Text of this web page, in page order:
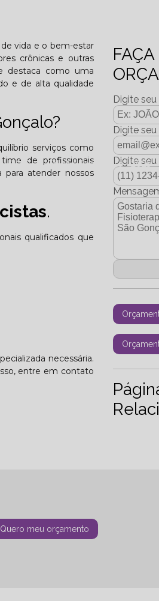
- 2025 Edição Dezembro - 2025
vida e o bem-estar
crônicas e outras
destaca como uma
e de alta qualidade
serviços como
de profissionais
atender nossos
.
qualificados que
necessária.
entre em contato
Digite
Digite
Digite
Quero meu orçamento